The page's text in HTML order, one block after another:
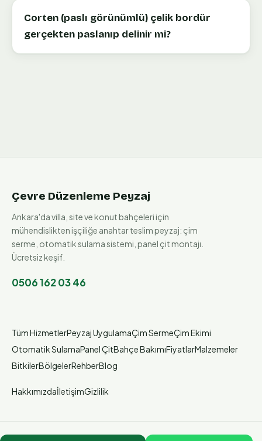
Corten (paslı görünümlü) çelik bordür
gerçekten paslanıp delinir mi?
Çevre Düzenleme Peyzaj
Ankara'da villa, site ve konut bahçeleri için
mühendislikten işçiliğe anahtar teslim peyzaj: çim
serme, otomatik sulama sistemi, panel çit montajı.
Ücretsiz keşif.
0506 162 03 46
Tüm HizmetlerPeyzaj UygulamaÇim SermeÇim Ekimi
Otomatik SulamaPanel ÇitBahçe BakımıFiyatlarMalzemeler
BitkilerBölgelerRehberBlog
HakkımızdaİletişimGizlilik